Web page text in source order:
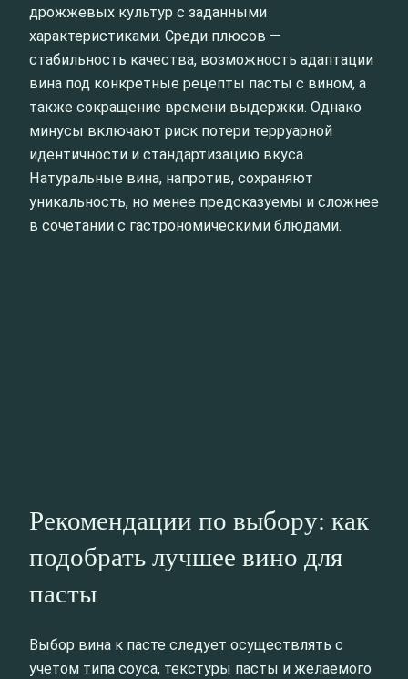
дрожжевых культур с заданными
характеристиками. Среди плюсов —
стабильность качества, возможность адаптации
вина под конкретные рецепты пасты с вином, а
также сокращение времени выдержки. Однако
минусы включают риск потери терруарной
идентичности и стандартизацию вкуса.
Натуральные вина, напротив, сохраняют
уникальность, но менее предсказуемы и сложнее
в сочетании с гастрономическими блюдами.
Рекомендации по выбору: как
подобрать лучшее вино для
пасты
Выбор вина к пасте следует осуществлять с
учетом типа соуса, текстуры пасты и желаемого